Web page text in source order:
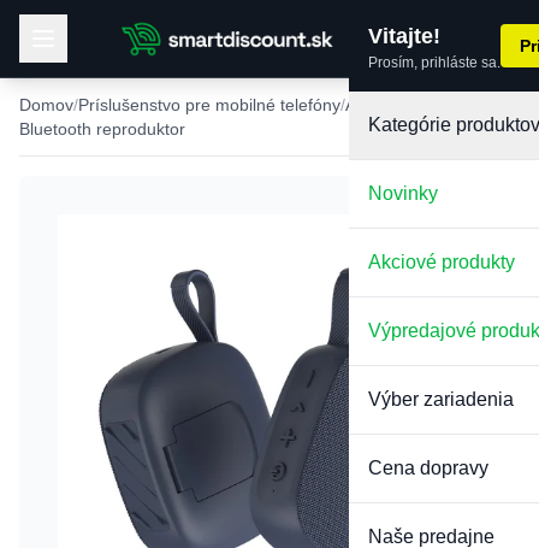
Vitajte!
Prosím, prihláste sa.
Kategórie produktov
Novinky
Akciové produkty
Výpredajové
Výber zariadenia
Cena dopravy
Naše predajne
Domov Príslušenstvo pre mobilné telefóny Audio príslušenstvo
Bluetooth reproduktor